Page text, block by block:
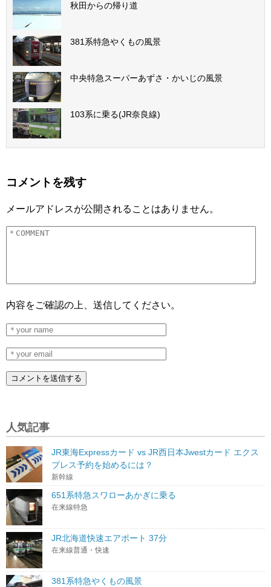
秋田からの帰り道
381系特急やくもの風景
中央特急スーパーあずさ・かいじの風景
103系に乗る(JR奈良線)
コメントを残す
メールアドレスが公開されることはありません。
内容をご確認の上、送信してください。
人気記事
JR東海Expressカード vs JR西日本Jwestカード エクス
プレス予約を始めるには？
新幹線
651系特急スワローあかぎに乗る
在来線特急
JR北海道快速エアポート 37分
在来線普通・快速
381系特急やくもの風景